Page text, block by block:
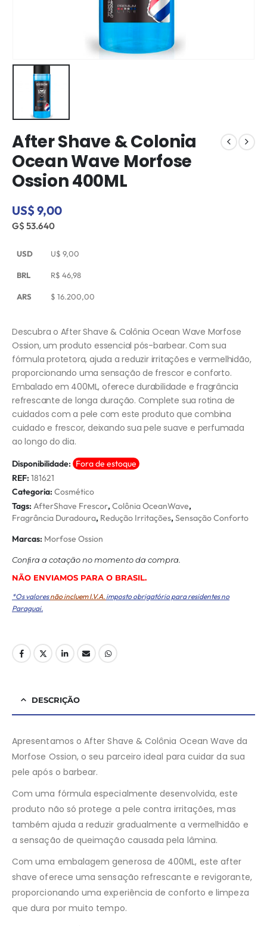
After Shave & Colonia
Ocean Wave Morfose
Ossion 400ML
US$ 9,00
G$ 53.640
USD U$ 9,00
BRL R$ 46,98
ARS $ 16.200,00
Descubra o After Shave & Colônia Ocean Wave Morfose
Ossion, um produto essencial pós-barbear. Com sua
fórmula protetora, ajuda a reduzir irritações e vermelhidão,
proporcionando uma sensação de frescor e conforto.
Embalado em 400ML, oferece durabilidade e fragrância
refrescante de longa duração. Complete sua rotina de
cuidados com a pele com este produto que combina
cuidado e frescor, deixando sua pele suave e perfumada
ao longo do dia.
Disponibilidade: Fora de estoque
REF: 181621
Categoria: Cosmético
Tags: AfterShave Frescor,Colônia OceanWave,
Fragrância Duradoura, Redução Irritações,Sensação Conforto
Marcas: Morfose Ossion
Conﬁra a cotação no momento da compra.
NÃO ENVIAMOS PARA O BRASIL.
*Os valoresnão incluem I.V.A. imposto obrigatório para residentes no
Paraguai.
DESCRIÇÃO
Apresentamos o After Shave & Colônia Ocean Wave da
Morfose Ossion, o seu parceiro ideal para cuidar da sua
pele após o barbear.
Com uma fórmula especialmente desenvolvida, este
produto não só protege a pele contra irritações, mas
também ajuda a reduzir gradualmente a vermelhidão e
a sensação de queimação causada pela lâmina.
Com uma embalagem generosa de 400ML, este after
shave oferece uma sensação refrescante e revigorante,
proporcionando uma experiência de conforto e limpeza
que dura por muito tempo.